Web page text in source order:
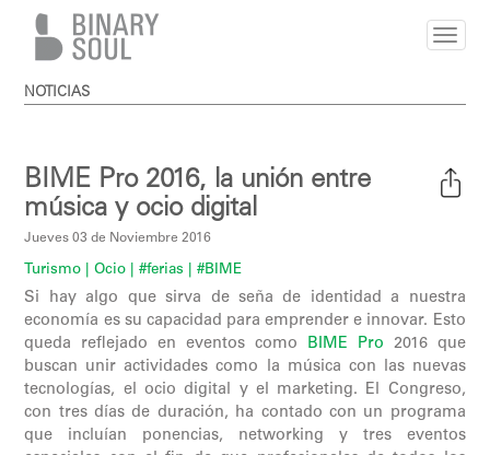
Pasar al contenido principal
NOTICIAS
BIME Pro 2016, la unión entre
música y ocio digital
Jueves 03 de Noviembre 2016
Turismo | Ocio | #ferias
| #BIME
Si hay algo que sirva de seña de identidad a nuestra
economía es su capacidad para emprender e innovar. Esto
queda reflejado en eventos como BIME Pro 2016 que
buscan unir actividades como la música con las nuevas
tecnologías, el ocio digital y el marketing. El Congreso,
con tres días de duración, ha contado con un programa
que incluían ponencias, networking y tres eventos